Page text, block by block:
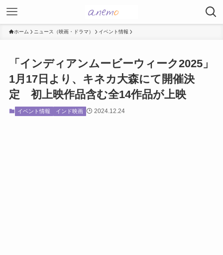
ホーム ニュース（映画・ドラマ） イベント情報
「インディアンムービーウィーク2025」
1月17日より、キネカ大森にて開催決
定 初上映作品含む全14作品が上映
イベント情報 インド映画 2024.12.24